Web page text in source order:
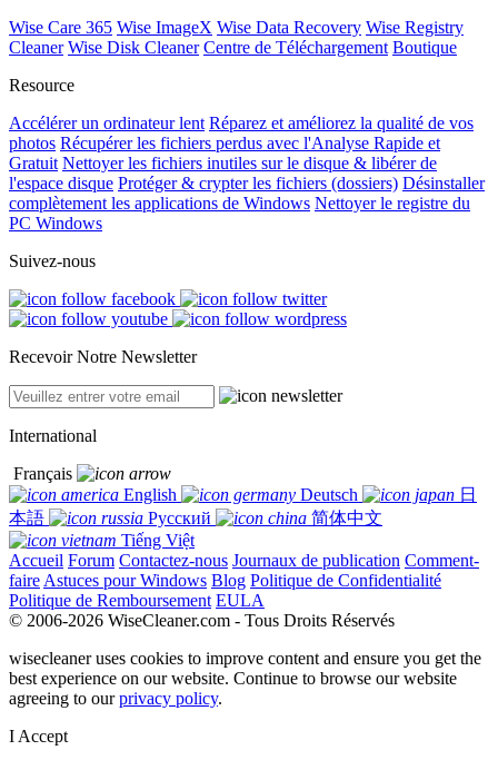
Wise Care 365 Wise ImageX Wise Data Recovery Wise Registry
Cleaner Wise Disk Cleaner Centre de Téléchargement Boutique
Resource
Accélérer un ordinateur lent Réparez et améliorez la qualité de vos
photos Récupérer les fichiers perdus avec l'Analyse Rapide et
Gratuit Nettoyer les fichiers inutiles sur le disque & libérer de
l'espace disque Protéger & crypter les fichiers (dossiers) Désinstaller
complètement les applications de Windows Nettoyer le registre du
PC Windows
Suivez-nous
Recevoir Notre Newsletter
International
Français
English
Deutsch
日
本語
Русский
简体中文
Tiếng Việt
Accueil Forum Contactez-nous Journaux de publication Comment-
faire Astuces pour Windows Blog Politique de Confidentialité
Politique de Remboursement EULA
© 2006-2026 WiseCleaner.com - Tous Droits Réservés
wisecleaner uses cookies to improve content and ensure you get the
best experience on our website. Continue to browse our website
agreeing to ourprivacy policy.
I Accept